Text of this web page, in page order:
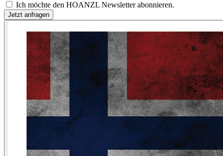
Ich möchte den HOANZL Newsletter abonnieren.